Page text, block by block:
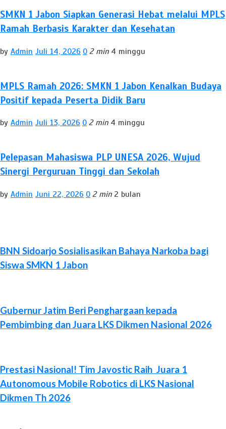
SMKN 1 Jabon Siapkan Generasi Hebat melalui MPLS
Ramah Berbasis Karakter dan Kesehatan
by Admin Juli 14, 2026 0 2 min 4 minggu
MPLS Ramah 2026: SMKN 1 Jabon Kenalkan Budaya
Positif kepada Peserta Didik Baru
by Admin Juli 13, 2026 0 2 min 4 minggu
Pelepasan Mahasiswa PLP UNESA 2026, Wujud
Sinergi Perguruan Tinggi dan Sekolah
by Admin Juni 22, 2026 0 2 min 2 bulan
BNN Sidoarjo Sosialisasikan Bahaya Narkoba bagi
Siswa SMKN 1 Jabon
Gubernur Jatim Beri Penghargaan kepada
Pembimbing dan Juara LKS Dikmen Nasional 2026
Prestasi Nasional! Tim Javostic Raih Juara 1
Autonomous Mobile Robotics di LKS Nasional
Dikmen Th 2026